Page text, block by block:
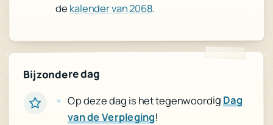
de kalender van 2068.
Bijzondere dag
Op deze dag is het tegenwoordigDag
van de Verpleging!